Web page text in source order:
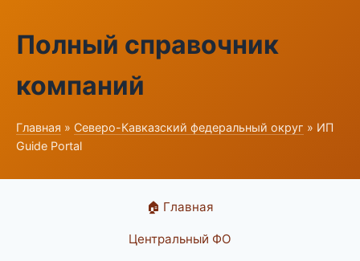
Полный справочник
компаний
Главная » Северо-Кавказский федеральный округ » ИП
Guide Portal
🏠 Главная
Центральный ФО